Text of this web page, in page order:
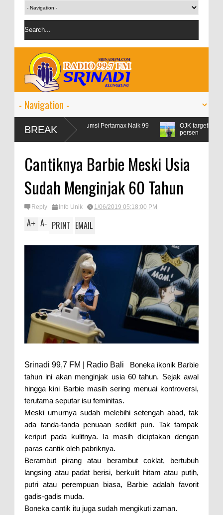
BREAK
Lebaran, Konsumsi Pertamax Naik 99
OJK targetkan kredit
Cantiknya Barbie Meski Usia
Sudah Menginjak 60 Tahun
Reply Info Unik 1/06/2019 05:18:00 PM
A+ A- PRINT EMAIL
Srinadi 99,7 FM | Radio Bali Boneka ikonik Barbie
tahun ini akan menginjak usia 60 tahun. Sejak awal
hingga kini Barbie masih sering menuai kontroversi,
terutama seputar isu feminitas.
Meski umurnya sudah melebihi setengah abad, tak
ada tanda-tanda penuaan sedikit pun. Tak tampak
keriput pada kulitnya. Ia masih diciptakan dengan
paras cantik oleh pabriknya.
Berambut pirang atau berambut coklat, bertubuh
langsing atau padat berisi, berkulit hitam atau putih,
putri atau perempuan biasa, Barbie adalah favorit
gadis-gadis muda.
Boneka cantik itu juga sudah mengikuti zaman.